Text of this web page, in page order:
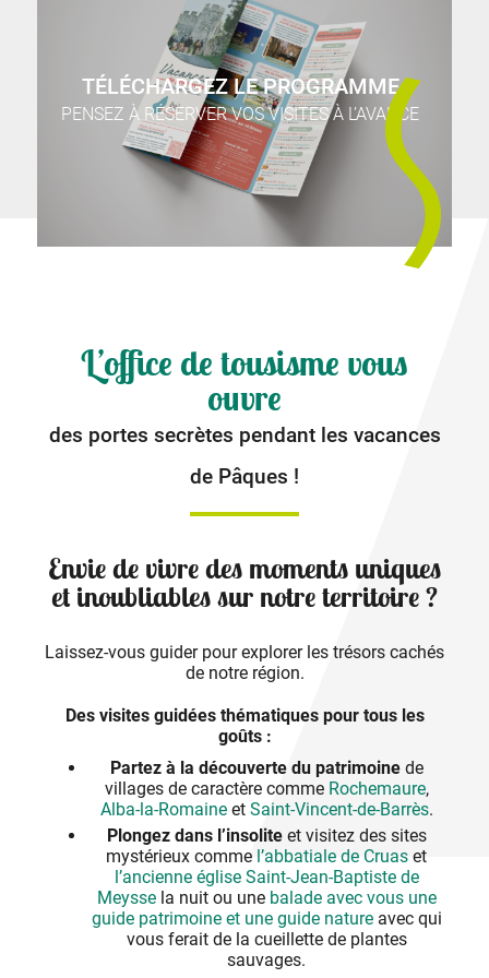
TÉLÉCHARGEZ LE PROGRAMME
PENSEZ À RÉSERVER VOS VISITES À L’AVANCE
L’office de tousisme vous
ouvre
des portes secrètes pendant les vacances
de Pâques !
Envie de vivre des moments uniques
et inoubliables sur notre territoire ?
Laissez-vous guider pour explorer les trésors cachés
de notre région.
Des visites guidées thématiques pour tous les
goûts :
Partez à la découverte du patrimoinede
villages de caractère comme Rochemaure,
Alba-la-Romaineet Saint-Vincent-de-Barrès.
Plongez dans l’insoliteet visitez des sites
mystérieux comme l’abbatiale de Cruas et
l’ancienne église Saint-Jean-Baptiste de
Meyssela nuit ou une balade avec vous une
guide patrimoine et une guide natureavec qui
vous ferait de la cueillette de plantes
sauvages.